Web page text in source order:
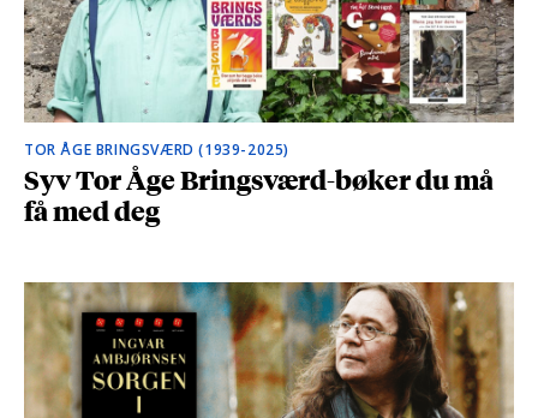
TOR ÅGE BRINGSVÆRD (1939-2025)
Syv Tor Åge Bringsværd-bøker du må
få med deg